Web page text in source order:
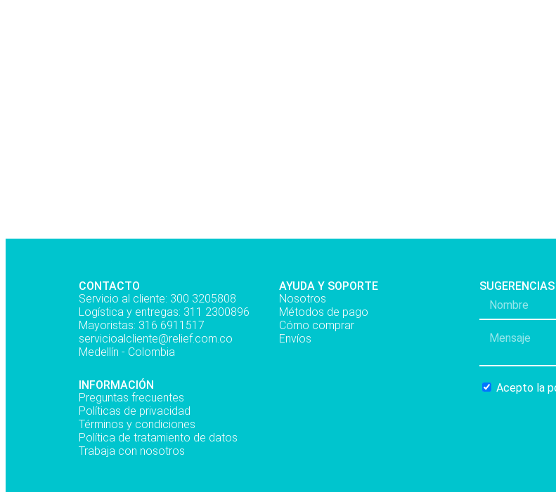
CONTACTO
Servicio al cliente: 300 3205808
Logística y entregas: 311 2300896
Mayoristas: 316 6911517
servicioalcliente@relief.com.co
Medellín - Colombia
INFORMACIÓN
Preguntas frecuentes
Políticas de privacidad
Términos y condiciones
Política de tratamiento de datos
Trabaja con nosotros
AYUDA Y SOPORTE
Nosotros
Métodos de pago
Cómo comprar
Envíos
Acepto la